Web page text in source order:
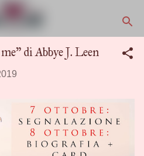
di Abbye J. Leen